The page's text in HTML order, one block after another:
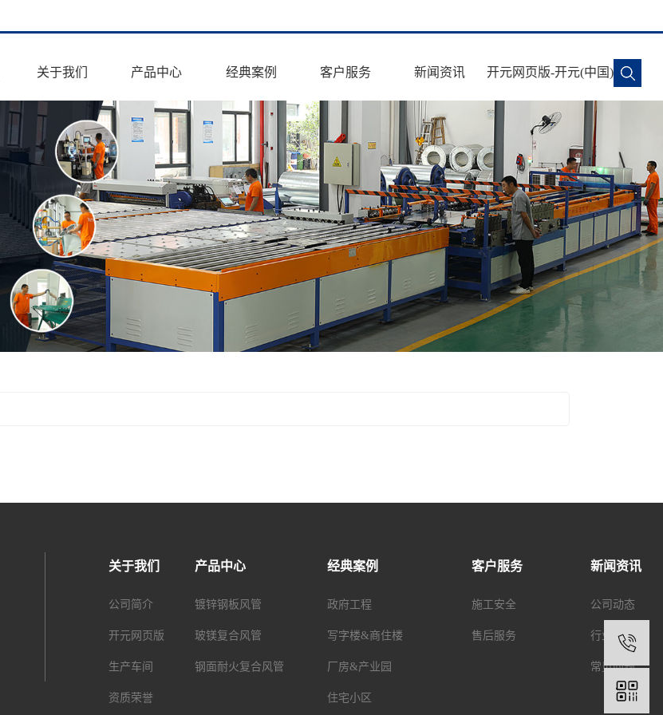
关于我们
公司简介
开元网页版
生产车间
资质荣誉
联系方式
产品中心
镀锌钢板风管
玻镁复合风管
钢面耐火复合风管
经典案例
政府工程
写字楼&商住楼
厂房&产业园
住宅小区
客户服务
售后服务
新闻资讯
公司动态
行业新闻
常见问题
开元网页版-开元(中国)
关于我们
公司简介
开元网页版
生产车间
资质荣誉
产品中心
镀锌钢板风管
玻镁复合风管
钢面耐火复合风管
经典案例
政府工程
写字楼&商住楼
厂房&产业园
住宅小区
客户服务
施工安全
售后服务
新闻资讯
公司动态
行业新闻
常见问题